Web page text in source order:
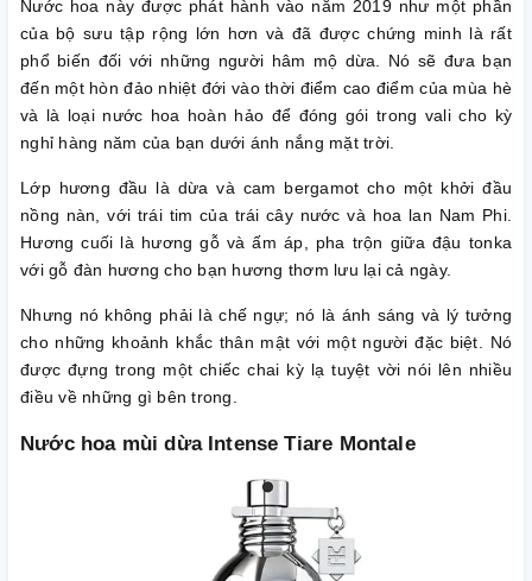
Nước hoa này được phát hành vào năm 2019 như một phần
của bộ sưu tập rộng lớn hơn và đã được chứng minh là rất
phổ biến đối với những người hâm mộ dừa. Nó sẽ đưa bạn
đến một hòn đảo nhiệt đới vào thời điểm cao điểm của mùa hè
và là loại nước hoa hoàn hảo để đóng gói trong vali cho kỳ
nghỉ hàng năm của bạn dưới ánh nắng mặt trời.
Lớp hương đầu là dừa và cam bergamot cho một khởi đầu
nồng nàn, với trái tim của trái cây nước và hoa lan Nam Phi.
Hương cuối là hương gỗ và ấm áp, pha trộn giữa đậu tonka
với gỗ đàn hương cho bạn hương thơm lưu lại cả ngày.
Nhưng nó không phải là chế ngự; nó là ánh sáng và lý tưởng
cho những khoảnh khắc thân mật với một người đặc biệt. Nó
được đựng trong một chiếc chai kỳ lạ tuyệt vời nói lên nhiều
điều về những gì bên trong.
Nước hoa mùi dừa Intense Tiare Montale